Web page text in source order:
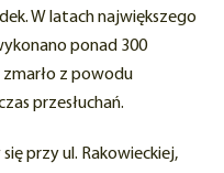
W latach największego
ponad 300
z powodu
przesłuchań.
przy ul. Rakowieckiej,